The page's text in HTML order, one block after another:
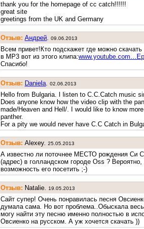
thank you for the homepage of cc catch!!!!!!
great site
greetings from the UK and Germany
Отзыв: Андрей. 09.06.2013
Всем привет!Кто подскажет где можно
в MP3 вот из этого клипа:
Спасибо!
Отзыв: Daniela 02.06.2013
Hello from Bulgaria. I listen to C.C.Catch music
Does anyone know how the video clip with the
made/Heaven and Hell/. I would like to know
panther.
For a pity we would never have C.C Catch in
Отзыв: Alexey. 25.05.2013
А известно ли поточнее МЕСТО рождения Си
(адрес) в голландском городе Oss ? Вероятно,
возможность его посетить ;-)
Отзыв: Natalie. 19.05.2013
Сайт супер! Очень понравилась песня
думала сама. Но вот проблема..Обыскала
могу найти эту песню именно полностью в
Овсиенко на русском. А уж хочется скачать ))